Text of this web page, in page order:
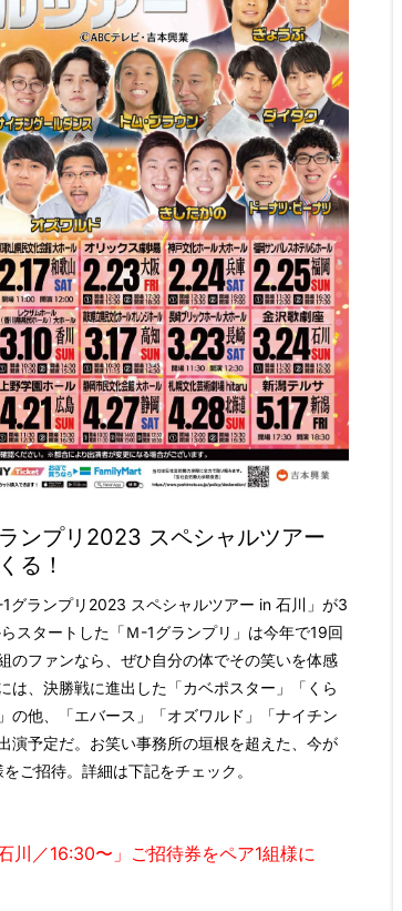
ンプリ2023 スペシャルツアー
る！
グランプリ2023 スペシャルツアー in 石川」が3
スタートした「Ｍ-1グランプリ」は今年で19回
のファンなら、ぜひ自分の体でその笑いを体感
は、決勝戦に進出した「カベポスター」「くら
の他、「エバース」「オズワルド」「ナイチン
演予定だ。お笑い事務所の垣根を超えた、今が
ご招待。詳細は下記をチェック。
川／16:30〜」ご招待券をペア1組様に